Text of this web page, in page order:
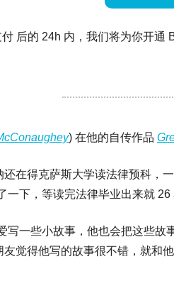
后的 24h 内，我们将为你开通
) 在他的自传作品
还在得克萨斯大学读法律预科，
一下，等读完法律毕业出来就
写一些小故事，他也会把这些
觉得他写的故事很不错，就和